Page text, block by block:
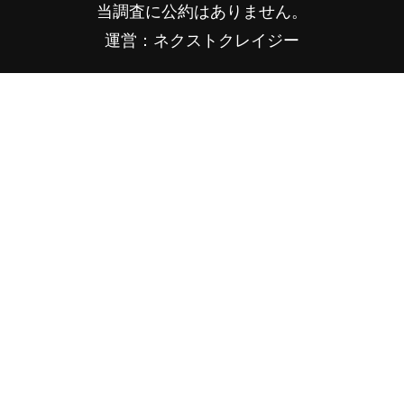
当調査に公約はありません。
運営：ネクストクレイジー